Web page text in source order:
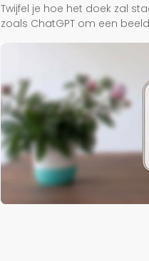
Twijfel je hoe het doek zal
zoals ChatGPT om een